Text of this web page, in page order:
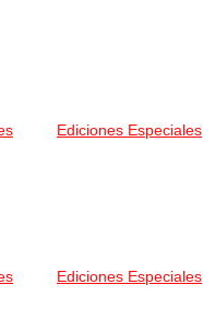
Ediciones Especiales
Ediciones Especiales